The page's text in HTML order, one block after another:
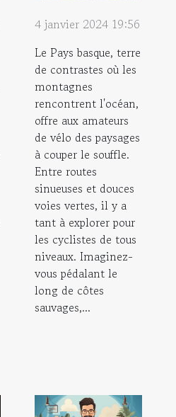
4 janvier 2024 19:56
Le Pays basque, terre
de contrastes où les
montagnes
rencontrent l'océan,
offre aux amateurs
de vélo des paysages
à couper le souffle.
Entre routes
sinueuses et douces
voies vertes, il y a
tant à explorer pour
les cyclistes de tous
niveaux. Imaginez-
vous pédalant le
long de côtes
sauvages,...